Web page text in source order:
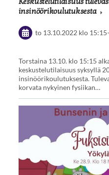
insinöörikoulutuksesta
to 13.10.2022 klo 15:15
Torstaina 13.10. klo 15:15
keskustelutilaisuus syksyllä
insinöörikoulutuksesta.
korvata nykyinen fysiikan…